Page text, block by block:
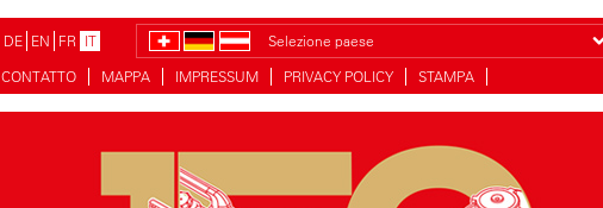
DE EN FR IT
Selezione paese
CONTATTO MAPPA IMPRESSUM PRIVACY POLICY STAMPA